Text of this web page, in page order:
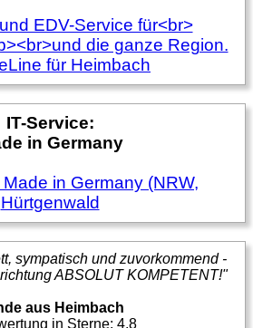
IT-Service:
in Germany
sympatisch und zuvorkommend -
ABSOLUT KOMPETENT!"
aus Heimbach